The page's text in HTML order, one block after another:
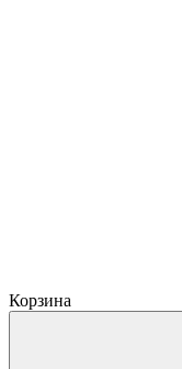
Корзина